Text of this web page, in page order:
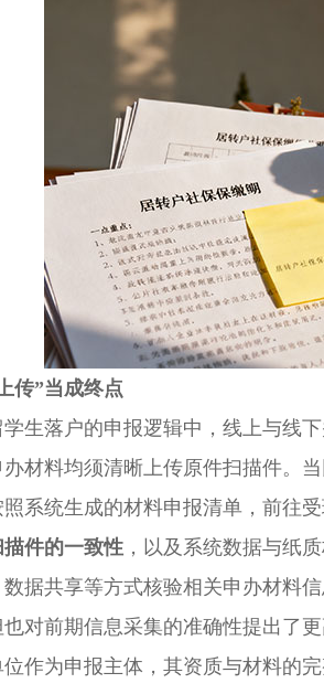
传”当成终点
落户的申报逻辑中，线上与线下
材料均须清晰上传原件扫描件。
系统生成的材料申报清单，前往
件的一致性 ，以及系统数据与纸
据共享等方式核验相关申办材料
对前期信息采集的准确性提出了更
为申报主体，其资质与材料的完